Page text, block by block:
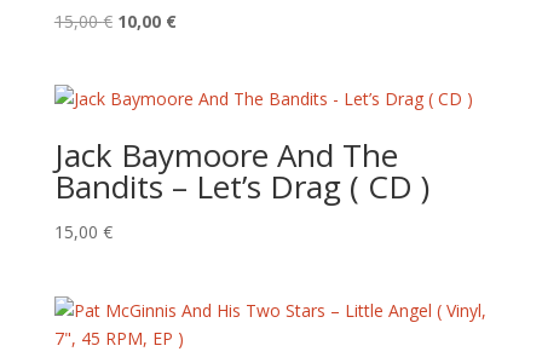
15,00€ Le
était :
10,00 €Le
est :
Jack Baymoore And The
Bandits – Let’s Drag ( CD )
15,00 €